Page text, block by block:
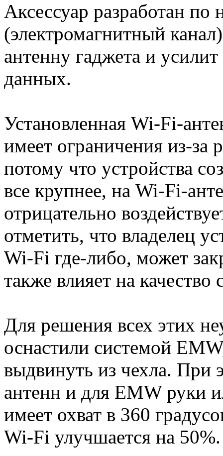
Аксессуар разработан
(электромагнитный
антенну гаджета и
данных.
Установленная Wi-Fi-
имеет ограничения из-за
потому что устройства
все крупнее, на Wi-Fi-
отрицательно
отметить, что владелец
Wi-Fi где-либо, может
также влияет на качество
Для решения всех этих
оснастили системой
выдвинуть из чехла. При
антенн и для EMW руки
имеет охват в 360
Wi-Fi улучшается на 50%.